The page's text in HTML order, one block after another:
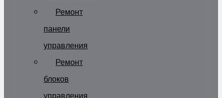
Ремонт
панели
управления
Ремонт
блоков
управления